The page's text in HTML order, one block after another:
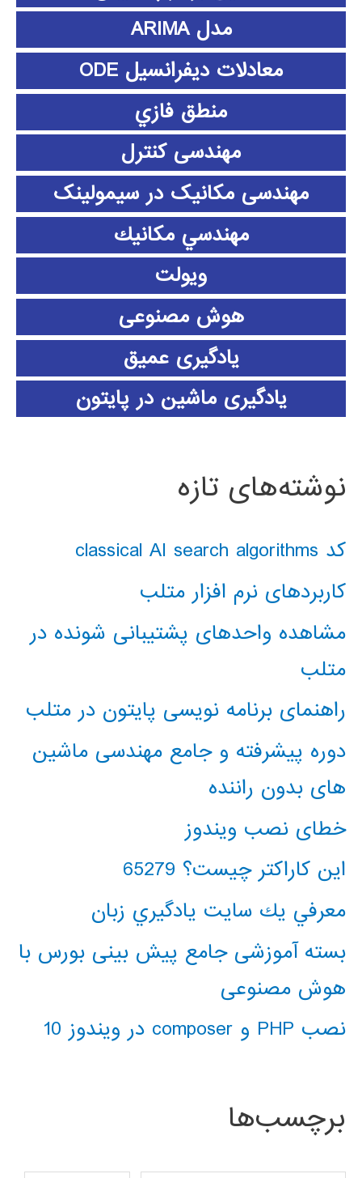
مدل ARIMA
معادلات دیفرانسیل ODE
منطق فازي
مهندسی کنترل
مهندسی مکانیک در سیمولینک
مهندسي مكانيك
ویولت
هوش مصنوعی
یادگیری عمیق
یادگیری ماشین در پایتون
نوشته‌های تازه
کد classical AI search algorithms
کاربردهای نرم افزار متلب
مشاهده واحدهای پشتیبانی شونده در
متلب
راهنمای برنامه نویسی پایتون در متلب
دوره پیشرفته و جامع مهندسی ماشین
های بدون راننده
خطای نصب ویندوز
این کاراکتر چیست؟ 65279
معرفي يك سايت يادگيري زبان
بسته آموزشی جامع پیش بینی بورس با
هوش مصنوعی
نصب PHP و composer در ویندوز 10
برچسب‌ها